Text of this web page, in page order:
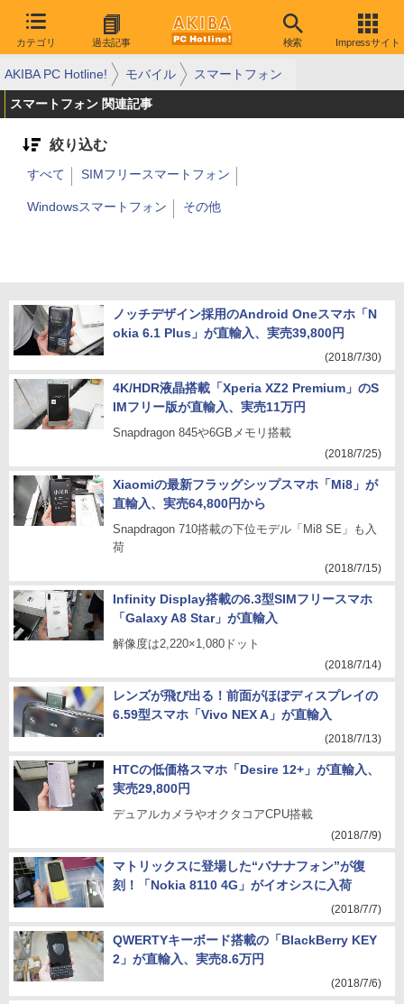
カテゴリ 過去記事 検索 Impressサイト
AKIBA PC Hotline! モバイル スマートフォン
スマートフォン 関連記事
絞り込む
すべて SIMフリースマートフォン
Windowsスマートフォン その他
ノッチデザイン採用のAndroid Oneスマホ「N
okia 6.1 Plus」が直輸入、実売39,800円
(2018/7/30)
4K/HDR液晶搭載「Xperia XZ2 Premium」のS
IMフリー版が直輸入、実売11万円
Snapdragon 845や6GBメモリ搭載
(2018/7/25)
Xiaomiの最新フラッグシップスマホ「Mi8」が
直輸入、実売64,800円から
Snapdragon 710搭載の下位モデル「Mi8 SE」も入
荷
(2018/7/15)
Infinity Display搭載の6.3型SIMフリースマホ
「Galaxy A8 Star」が直輸入
解像度は2,220×1,080ドット
(2018/7/14)
レンズが飛び出る！前面がほぼディスプレイの
6.59型スマホ「Vivo NEX A」が直輸入
(2018/7/13)
HTCの低価格スマホ「Desire 12+」が直輸入、
実売29,800円
デュアルカメラやオクタコアCPU搭載
(2018/7/9)
マトリックスに登場した“バナナフォン”が復
刻！「Nokia 8110 4G」がイオシスに入荷
(2018/7/7)
QWERTYキーボード搭載の「BlackBerry KEY
2」が直輸入、実売8.6万円
(2018/7/6)